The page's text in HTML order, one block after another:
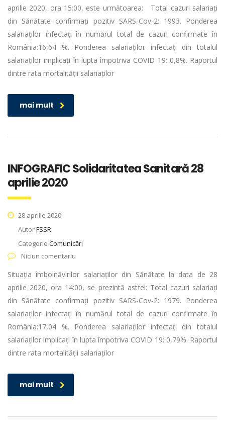
aprilie 2020, ora 15:00, este următoarea: Total cazuri salariați
din Sănătate confirmați pozitiv SARS-Cov-2: 1993. Ponderea
salariaților infectați în numărul total de cazuri confirmate în
România:16,64 %. Ponderea salariaților infectați din totalul
salariaților implicați în lupta împotriva COVID 19: 0,8%. Raportul
dintre rata mortalității salariaților
mai mult
INFOGRAFIC Solidaritatea Sanitară 28
aprilie 2020
28 aprilie 2020
AutorFSSR
Categorie Comunicări
Niciun comentariu
Situația îmbolnăvirilor salariaților din Sănătate la data de 28
aprilie 2020, ora 14:00, se prezintă astfel: Total cazuri salariați
din Sănătate confirmați pozitiv SARS-Cov-2: 1979. Ponderea
salariaților infectați în numărul total de cazuri confirmate în
România:17,04 %. Ponderea salariaților infectați din totalul
salariaților implicați în lupta împotriva COVID 19: 0,79%. Raportul
dintre rata mortalității salariaților
mai mult